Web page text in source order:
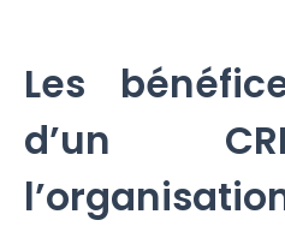
Les
d’un